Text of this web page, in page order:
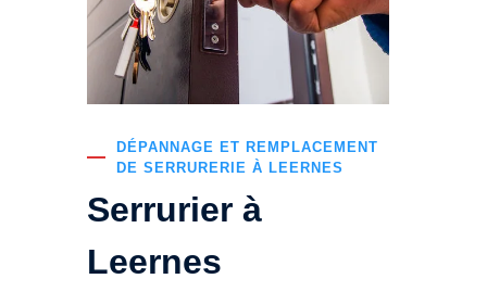
DÉPANNAGE ET REMPLACEMENT
DE SERRURERIE À LEERNES
Serrurier à
Leernes